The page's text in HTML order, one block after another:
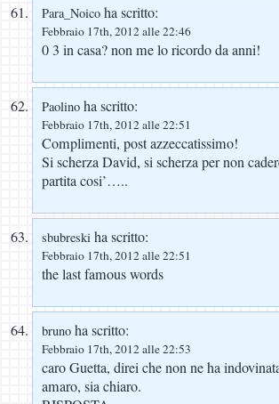
Para_Noico ha scritto:
Febbraio 17th, 2012 alle 22:46
0 3 in casa? non me lo ricordo da anni!
Paolino ha scritto:
Febbraio 17th, 2012 alle 22:51
Complimenti, post azzeccatissimo!
Si scherza David, si scherza per non
partita cosi’…..
sbubreski ha scritto:
Febbraio 17th, 2012 alle 22:51
the last famous words
bruno ha scritto:
Febbraio 17th, 2012 alle 22:53
caro Guetta, direi che non ne ha
amaro, sia chiaro.